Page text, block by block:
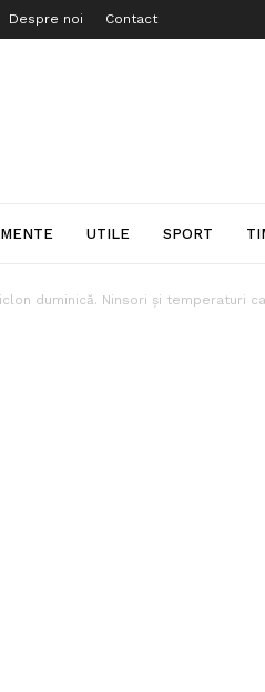
Despre noi Contact
UTILE SPORT
duminică. Ninsori şi temperaturi